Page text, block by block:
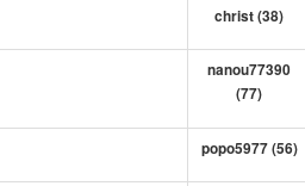
christ (38)
nanou77390
(77)
popo5977 (56)